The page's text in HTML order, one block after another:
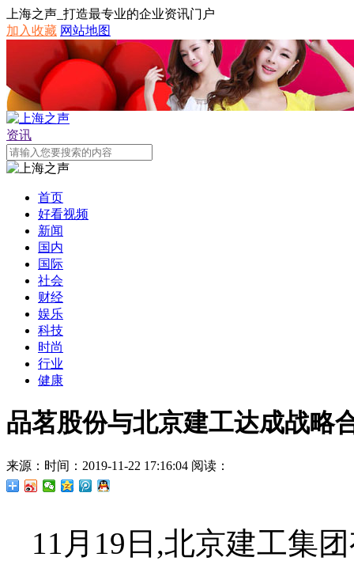
上海之声_打造最专业的企业资讯门户
加入收藏 网站地图
资讯
首页
好看视频
新闻
国内
国际
社会
财经
娱乐
科技
时尚
行业
健康
品茗股份与北京建工达成战略
来源： 时间：2019-11-22 17:16:04 阅读：
11月19日,北京建工集